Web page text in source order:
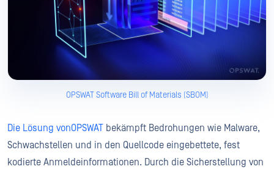
OPSWAT Software Bill of Materials (SBOM)
Die Lösung vonOPSWAT bekämpft Bedrohungen wie Malware,
Schwachstellen und in den Quellcode eingebettete, fest
kodierte Anmeldeinformationen. Durch die Sicherstellung von